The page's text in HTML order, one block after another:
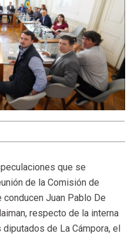
que se
de la Comisión de
Juan Pablo De
respecto de la interna
de La Cámpora, el